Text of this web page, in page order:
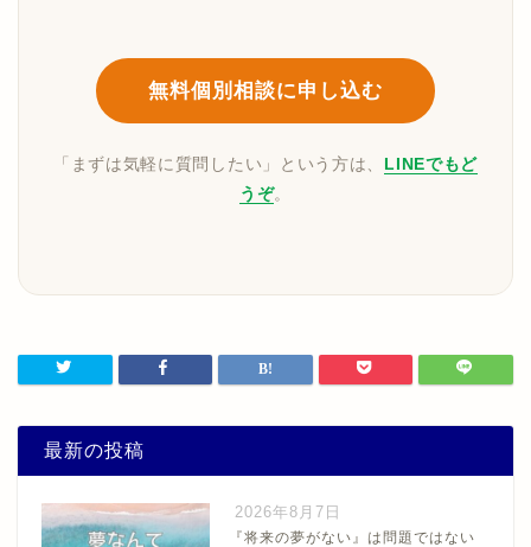
無料個別相談に申し込む
「まずは気軽に質問したい」という方は、 LINEでもど
うぞ。
最新の投稿
2026年8月7日
『将来の夢がない』は問題ではない